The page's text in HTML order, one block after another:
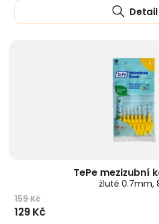
Detail
TePe mezizubní
žluté 0.7mm,
159 Kč
129 Kč